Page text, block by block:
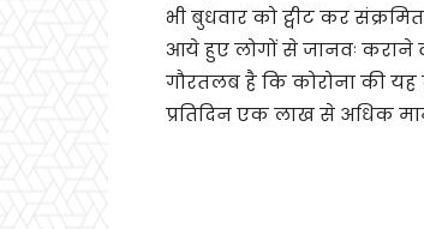
भी बुधवार को ट्वीट कर
आये हुए लोगों से जानवः कराने
गौरतलब है कि कोरोना की यह
प्रतिदिन एक लाख से अधिक